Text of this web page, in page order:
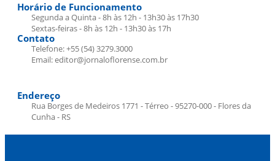
Horário de Funcionamento
Segunda a Quinta - 8h às 12h - 13h30 às 17h30
Sextas-feiras - 8h às 12h - 13h30 às 17h
Contato
Telefone: +55 (54) 3279.3000
Email: editor@jornaloflorense.com.br
Endereço
Rua Borges de Medeiros 1771 - Térreo - 95270-000 - Flores da
Cunha - RS